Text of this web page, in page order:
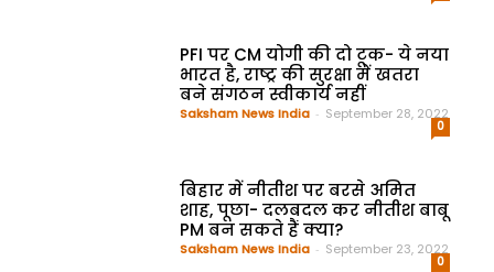
PFI पर CM योगी की दो टूक- ये नया
भारत है, राष्ट्र की सुरक्षा में खतरा
बने संगठन स्वीकार्य नहीं
Saksham News India - September 28, 2022
0
बिहार में नीतीश पर बरसे अमित
शाह, पूछा- दलबदल कर नीतीश बाबू
PM बन सकते हैं क्या?
Saksham News India - September 23, 2022
0